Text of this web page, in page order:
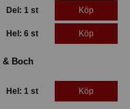
Del: 1 st Köp
Hel: 6 st Köp
& Boch
Hel: 1 st Köp